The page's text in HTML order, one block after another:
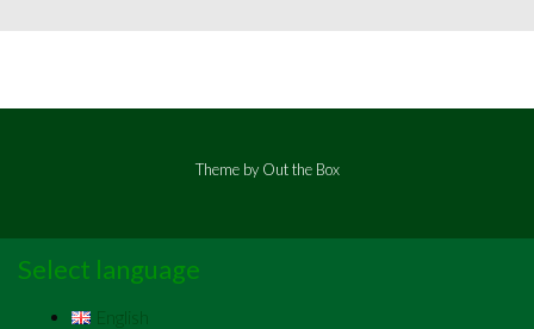
Theme by Out the Box
Select language
English